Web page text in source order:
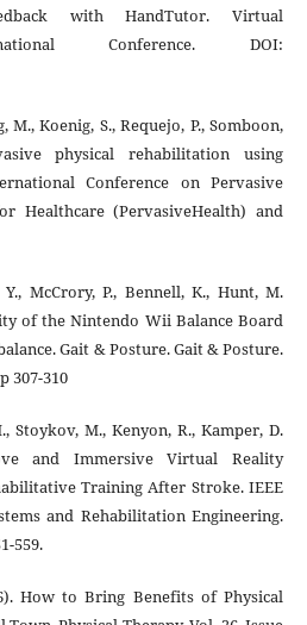
with HandTutor. Virtual
Conference. DOI:
M., Koenig, S., Requejo, P., Somboon,
physical rehabilitation using
Conference on Pervasive
Healthcare (PervasiveHealth) and
McCrory, P., Bennell, K., Hunt, M.
of the Nintendo Wii Balance Board
Gait & Posture. Gait & Posture.
307-310
Stoykov, M., Kenyon, R., Kamper, D.
and Immersive Virtual Reality
Training After Stroke. IEEE
and Rehabilitation Engineering.
559.
How to Bring Benefits of Physical